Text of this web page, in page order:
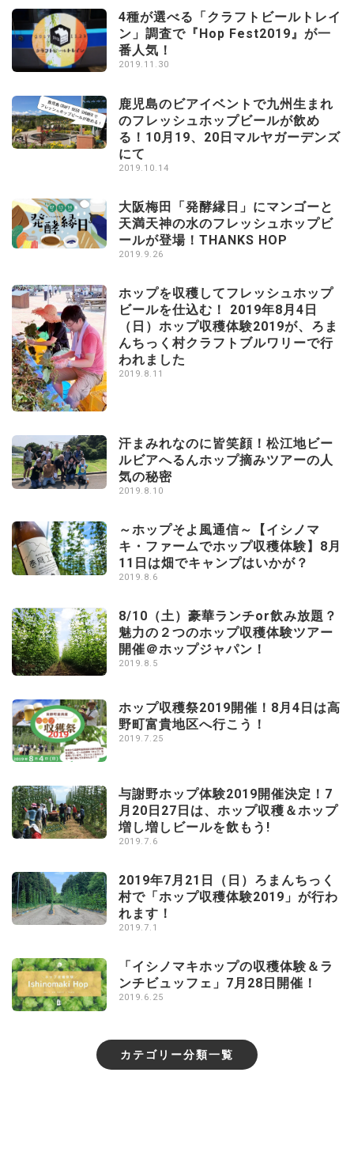
4種が選べる「クラフトビールトレイ
ン」調査で『Hop Fest2019』が一
番人気！
2019.11.30
鹿児島のビアイベントで九州生まれ
のフレッシュホップビールが飲め
る！10月19、20日マルヤガーデンズ
にて
2019.10.14
大阪梅田「発酵縁日」にマンゴーと
天満天神の水のフレッシュホップビ
ールが登場！THANKS HOP
2019.9.26
ホップを収穫してフレッシュホップ
ビールを仕込む！ 2019年8月4日
（日）ホップ収穫体験2019が、ろま
んちっく村クラフトブルワリーで行
われました
2019.8.11
汗まみれなのに皆笑顔！松江地ビー
ルビアへるんホップ摘みツアーの人
気の秘密
2019.8.10
～ホップそよ風通信～【イシノマ
キ・ファームでホップ収穫体験】8月
11日は畑でキャンプはいかが？
2019.8.6
8/10（土）豪華ランチor飲み放題？
魅力の２つのホップ収穫体験ツアー
開催＠ホップジャパン！
2019.8.5
ホップ収穫祭2019開催！8月4日は高
野町富貴地区へ行こう！
2019.7.25
与謝野ホップ体験2019開催決定！7
月20日27日は、ホップ収穫＆ホップ
増し増しビールを飲もう!
2019.7.6
2019年7月21日（日）ろまんちっく
村で「ホップ収穫体験2019」が行わ
れます！
2019.7.1
「イシノマキホップの収穫体験＆ラ
ンチビュッフェ」7月28日開催！
2019.6.25
カテゴリー分類一覧